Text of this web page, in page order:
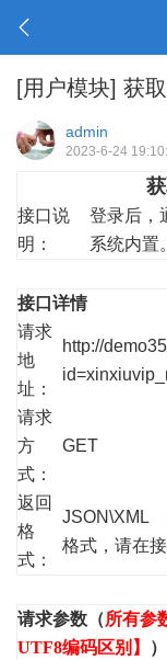
[用户模块] 获
admin
2023-6-24
接口说
明：
登录后，
系统内置。
接口详情
请求
地
址：
http://
请求
方
式：
GET
返回
格
式：
JSON\XML
格式，请在
请求参数（所有参
UTF8编码区别】
）